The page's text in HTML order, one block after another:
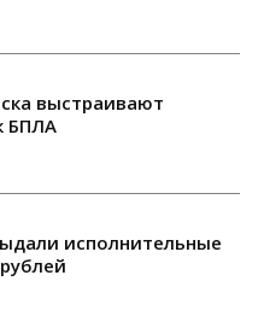
выстраивают
БПЛА
исполнительные